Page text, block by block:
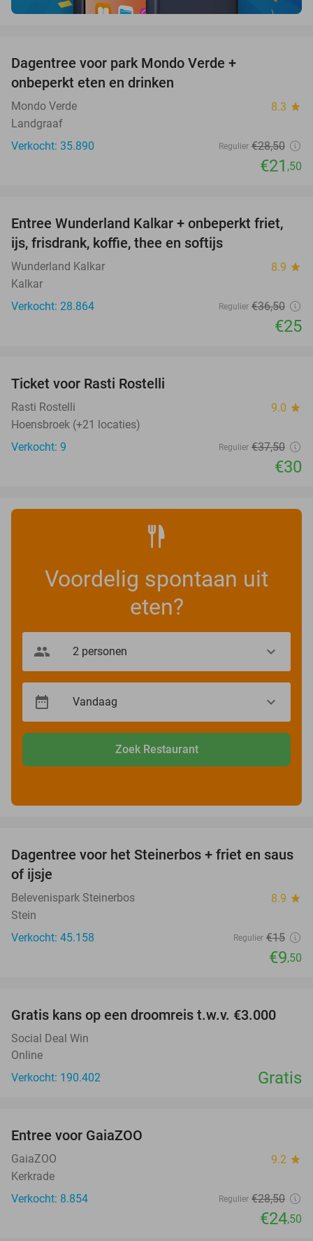
Dagentree voor park Mondo Verde +
onbeperkt eten en drinken
Mondo Verde 8.3 star
Landgraaf
Verkocht: 35.890
Regulier €28,50
€21 ,50
32%
Entree Wunderland Kalkar + onbeperkt friet,
ijs, frisdrank, koffie, thee en softijs
Wunderland Kalkar 8.9 star
Kalkar
Verkocht: 28.864
Regulier €36,50
€25
TODAY
Ticket voor Rasti Rostelli
Rasti Rostelli 9.0 star
Hoensbroek (+21 locaties)
Verkocht: 9
Regulier €37,50
€30
Voordelig spontaan uit
eten?
Zoek Restaurant
37%
Dagentree voor het Steinerbos + friet en saus
of ijsje
Belevenispark Steinerbos 8.9 star
Stein
Verkocht: 45.158
Regulier €15
€9,50
Gratis kans op een droomreis t.w.v. €3.000
Social Deal Win
Online
Verkocht: 190.402
Gratis
Entree voor GaiaZOO
GaiaZOO 9.2 star
Kerkrade
Verkocht: 8.854
Regulier €28,50
€24,50